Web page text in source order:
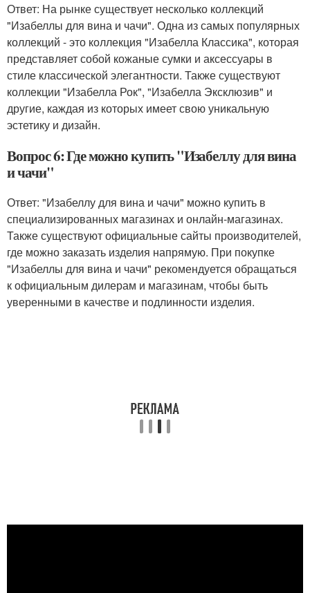
Ответ: На рынке существует несколько коллекций
"Изабеллы для вина и чачи". Одна из самых популярных
коллекций - это коллекция "Изабелла Классика", которая
представляет собой кожаные сумки и аксессуары в
стиле классической элегантности. Также существуют
коллекции "Изабелла Рок", "Изабелла Эксклюзив" и
другие, каждая из которых имеет свою уникальную
эстетику и дизайн.
Вопрос 6: Где можно купить "Изабеллу для вина
и чачи"
Ответ: "Изабеллу для вина и чачи" можно купить в
специализированных магазинах и онлайн-магазинах.
Также существуют официальные сайты производителей,
где можно заказать изделия напрямую. При покупке
"Изабеллы для вина и чачи" рекомендуется обращаться
к официальным дилерам и магазинам, чтобы быть
уверенными в качестве и подлинности изделия.